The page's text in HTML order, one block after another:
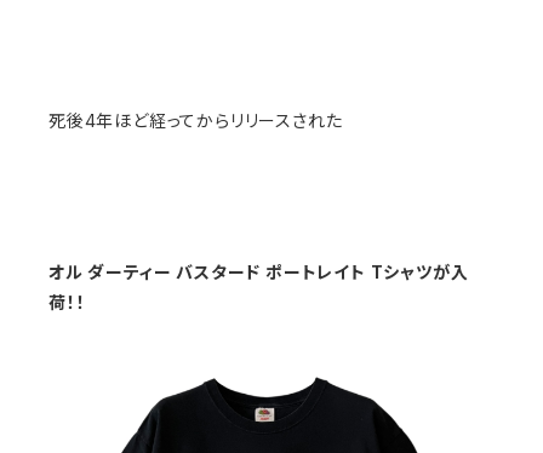
死後4年ほど経ってからリリースされた
オル ダーティー バスタード ポートレイト Tシャツが入
荷！！